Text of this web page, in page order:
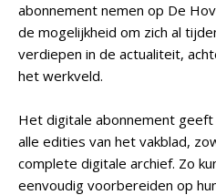
abonnement nemen op De
de mogelijkheid om zich al
verdiepen in de actualiteit,
het werkveld.
Het digitale abonnement
alle edities van het vakblad,
complete digitale archief. Zo
eenvoudig voorbereiden op